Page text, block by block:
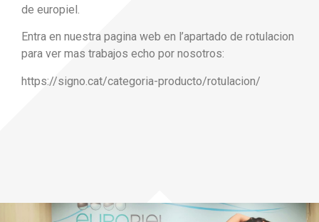
de europiel.
Entra en nuestra pagina web en l’apartado de rotulacion
para ver mas trabajos echo por nosotros:
https://signo.cat/categoria-producto/rotulacion/